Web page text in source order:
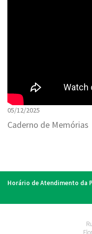
05/12/2025
Caderno de Memórias
Horário de Atendimento da